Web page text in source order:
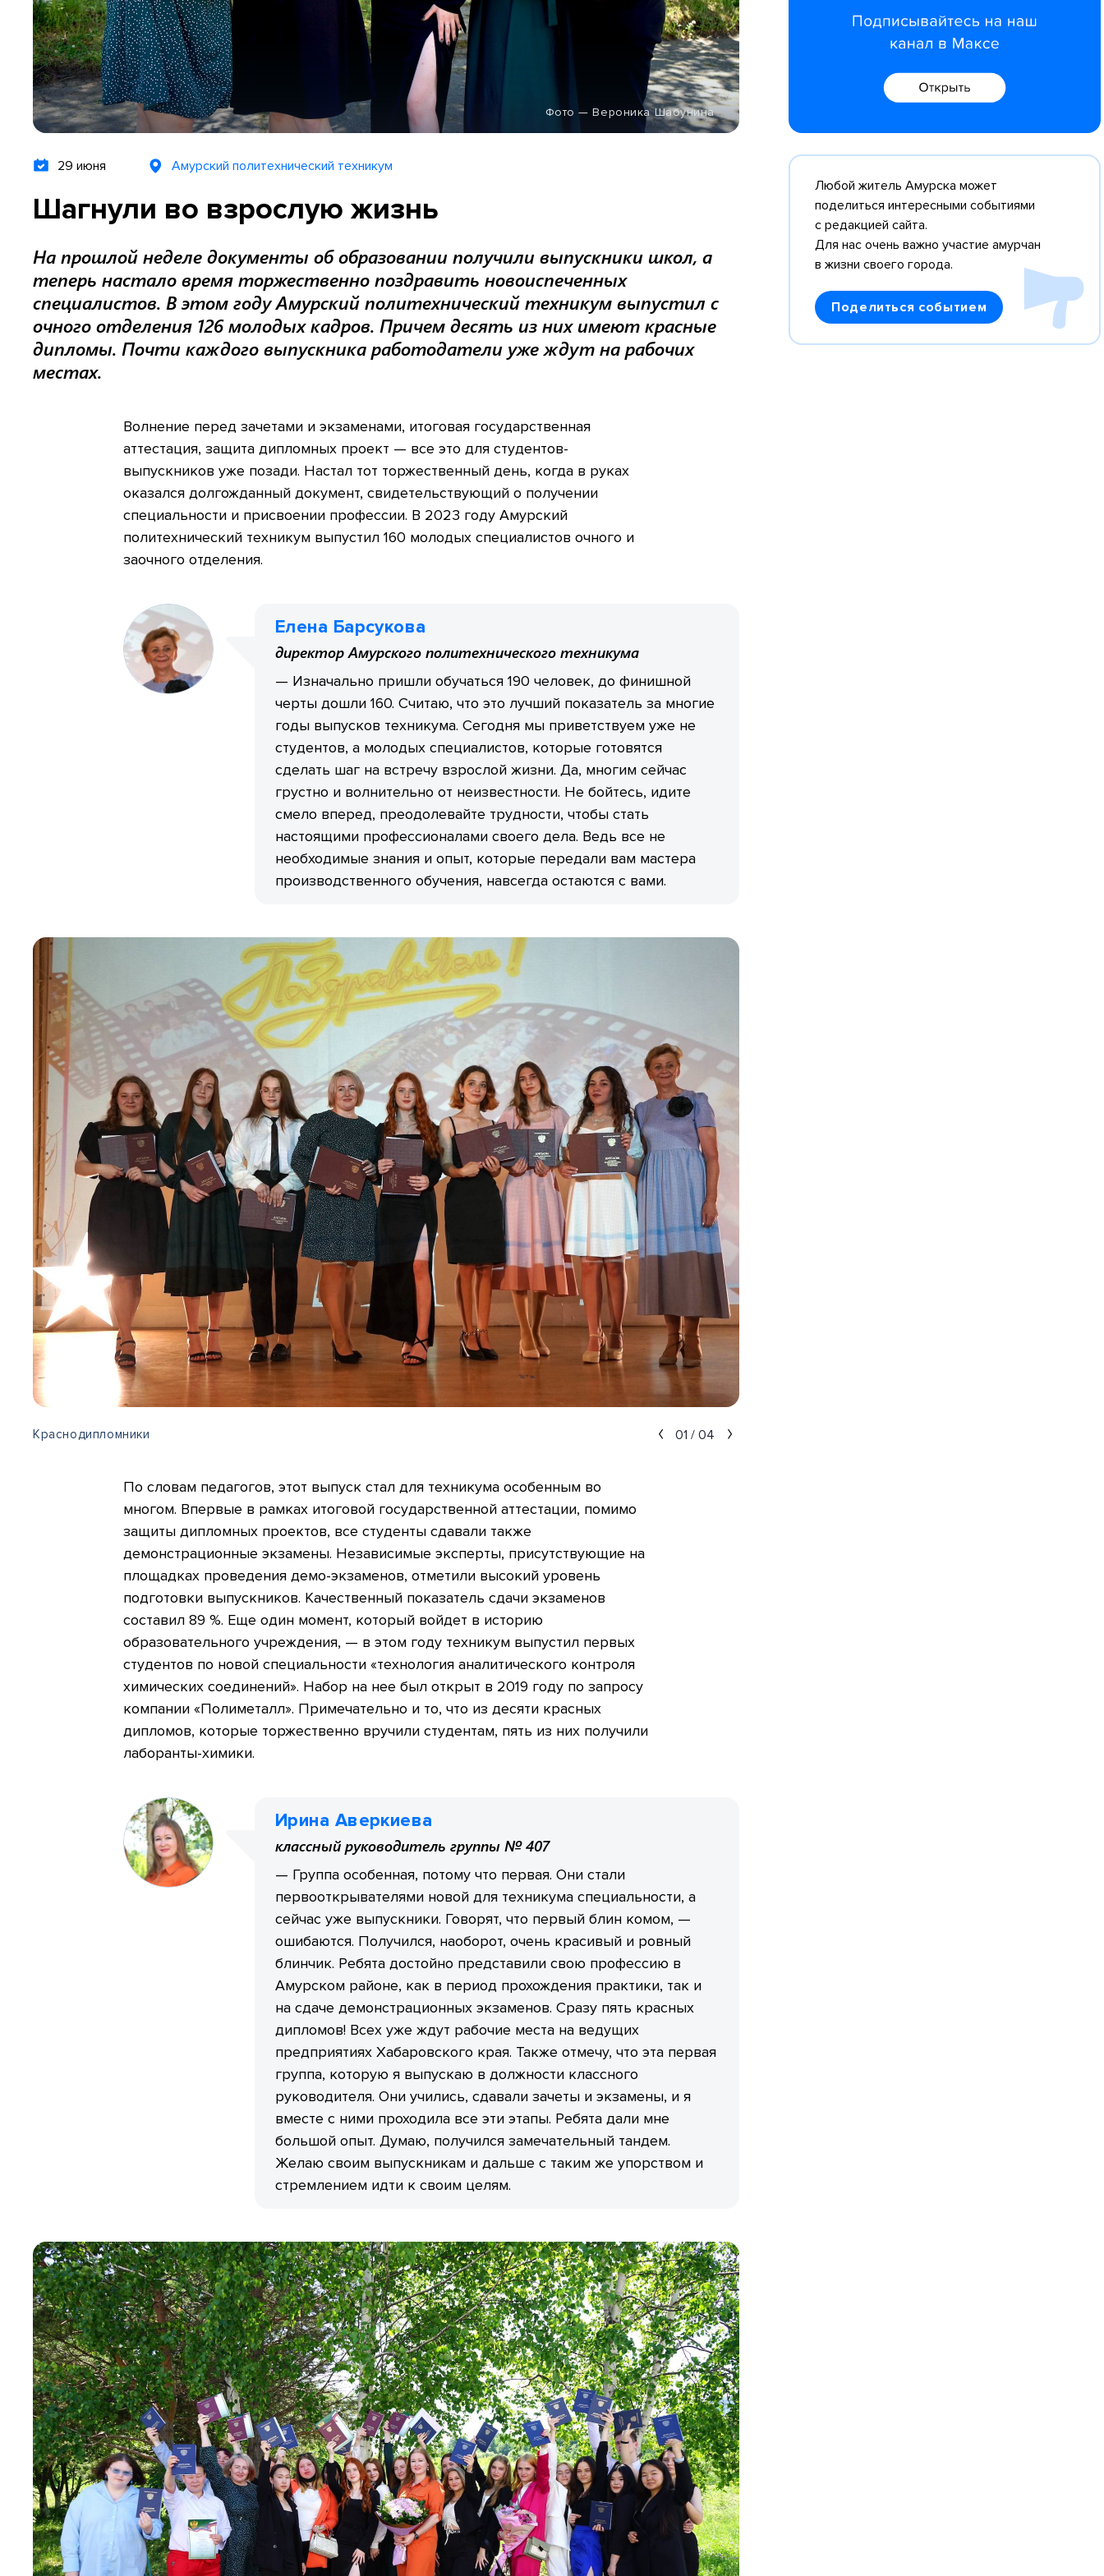
Фото — Вероника Шабунина
29 июня Амурский политехнический техникум
Шагнули во взрослую жизнь
На прошлой неделе документы об образовании получили выпускники школ, а
теперь настало время торжественно поздравить новоиспеченных
специалистов. В этом году Амурский политехнический техникум выпустил с
очного отделения 126 молодых кадров. Причем десять из них имеют красные
дипломы. Почти каждого выпускника работодатели уже ждут на рабочих
местах.
Волнение перед зачетами и экзаменами, итоговая государственная
аттестация, защита дипломных проект — все это для студентов-
выпускников уже позади. Настал тот торжественный день, когда в руках
оказался долгожданный документ, свидетельствующий о получении
специальности и присвоении профессии. В 2023 году Амурский
политехнический техникум выпустил 160 молодых специалистов очного и
заочного отделения.
Елена Барсукова
директор Амурского политехнического техникума
— Изначально пришли обучаться 190 человек, до финишной
черты дошли 160. Считаю, что это лучший показатель за многие
годы выпусков техникума. Сегодня мы приветствуем уже не
студентов, а молодых специалистов, которые готовятся
сделать шаг на встречу взрослой жизни. Да, многим сейчас
грустно и волнительно от неизвестности. Не бойтесь, идите
смело вперед, преодолевайте трудности, чтобы стать
настоящими профессионалами своего дела. Ведь все не
необходимые знания и опыт, которые передали вам мастера
производственного обучения, навсегда остаются с вами.
Краснодипломники 01 / 04
По словам педагогов, этот выпуск стал для техникума особенным во
многом. Впервые в рамках итоговой государственной аттестации, помимо
защиты дипломных проектов, все студенты сдавали также
демонстрационные экзамены. Независимые эксперты, присутствующие на
площадках проведения демо-экзаменов, отметили высокий уровень
подготовки выпускников. Качественный показатель сдачи экзаменов
составил 89 %. Еще один момент, который войдет в историю
образовательного учреждения, — в этом году техникум выпустил первых
студентов по новой специальности «технология аналитического контроля
химических соединений». Набор на нее был открыт в 2019 году по запросу
компании «Полиметалл». Примечательно и то, что из десяти красных
дипломов, которые торжественно вручили студентам, пять из них получили
лаборанты-химики.
Ирина Аверкиева
классный руководитель группы № 407
— Группа особенная, потому что первая. Они стали
первооткрывателями новой для техникума специальности, а
сейчас уже выпускники. Говорят, что первый блин комом, —
ошибаются. Получился, наоборот, очень красивый и ровный
блинчик. Ребята достойно представили свою профессию в
Амурском районе, как в период прохождения практики, так и
на сдаче демонстрационных экзаменов. Сразу пять красных
дипломов! Всех уже ждут рабочие места на ведущих
предприятиях Хабаровского края. Также отмечу, что эта первая
группа, которую я выпускаю в должности классного
руководителя. Они учились, сдавали зачеты и экзамены, и я
вместе с ними проходила все эти этапы. Ребята дали мне
большой опыт. Думаю, получился замечательный тандем.
Желаю своим выпускникам и дальше с таким же упорством и
стремлением идти к своим целям.
Любой житель Амурска может
поделиться интересными событиями
с редакцией сайта.
Для нас очень важно участие амурчан
в жизни своего города.
Поделиться событием